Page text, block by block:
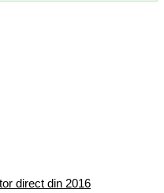
direct din 2016